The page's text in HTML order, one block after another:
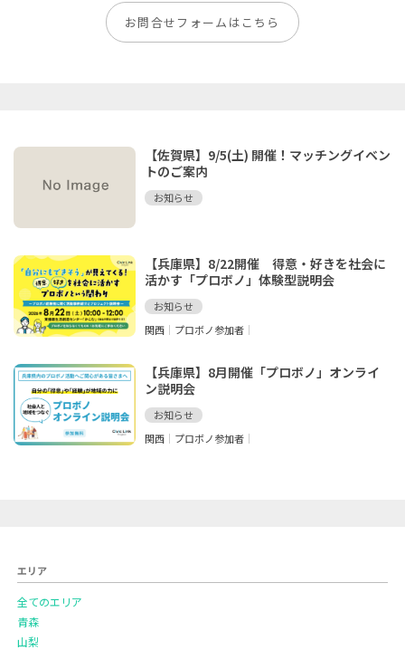
お問合せフォームはこちら
【佐賀県】9/5(土) 開催！マッチングイベン
トのご案内
お知らせ
【兵庫県】8/22開催 得意・好きを社会に
活かす「プロボノ」体験型説明会
お知らせ
関西
プロボノ参加者
【兵庫県】8月開催「プロボノ」オンライ
ン説明会
お知らせ
関西
プロボノ参加者
エリア
全てのエリア
青森
山梨